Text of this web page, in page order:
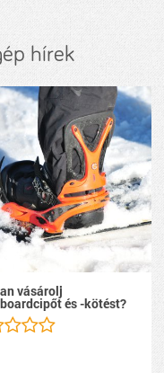
hírek
vásárolj
és -kötést?